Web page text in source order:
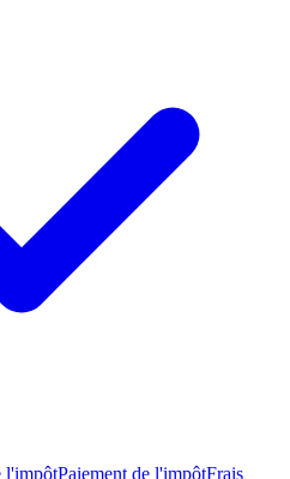
l'impôtPaiement de l'impôtFrais